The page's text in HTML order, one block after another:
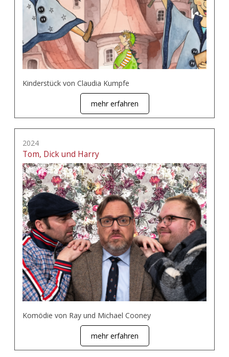
Kinderstück von Claudia Kumpfe
mehr erfahren
2024
Tom, Dick und Harry
Komödie von Ray und Michael Cooney
mehr erfahren